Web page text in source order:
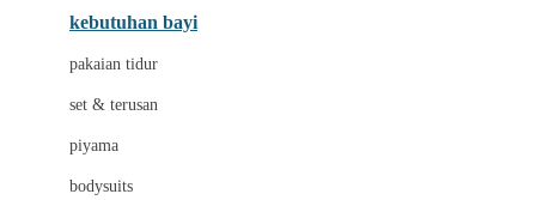
kebutuhan bayi
pakaian tidur
set & terusan
piyama
bodysuits